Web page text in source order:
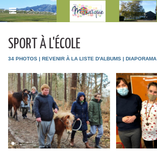
SPORT À L'ÉCOLE
34 PHOTOS | REVENIR À LA LISTE D'ALBUMS | DIAPORAMA